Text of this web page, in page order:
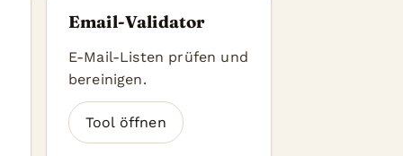
Email-Validator
E-Mail-Listen prüfen und
bereinigen.
Tool öffnen